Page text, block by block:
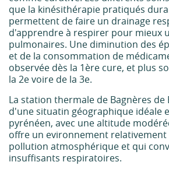
que la kinésithérapie pratiqués
permettent de faire un drainage
d'apprendre à respirer pour mieux
pulmonaires. Une diminution des
et de la consommation de
observée dès la 1ère cure, et plus
la 2e voire de la 3e.
La station thermale de Bagnères
d'une situatin géographique idéale
pyrénéen, avec une altitude
offre un evironnement relativement
pollution atmosphérique et qui
insuffisants respiratoires.